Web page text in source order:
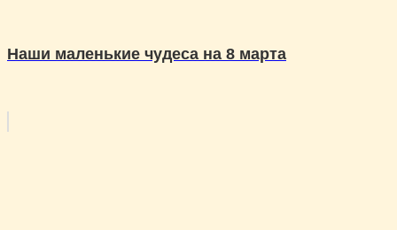
Наши маленькие чудеса на 8 марта